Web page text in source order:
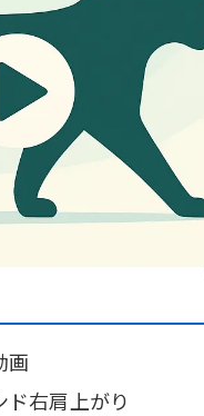
画
右肩上がり